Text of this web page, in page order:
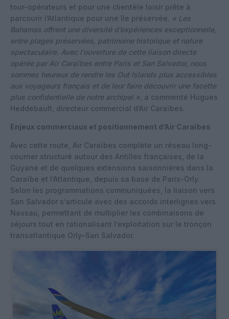
tour-opérateurs et pour une clientèle loisir prête à
parcourir l’Atlantique pour une île préservée. « Les
Bahamas offrent une diversité d’expériences exceptionnelle,
entre plages préservées, patrimoine historique et nature
spectaculaire. Avec l’ouverture de cette liaison directe
opérée par Air Caraïbes entre Paris et San Salvador, nous
sommes heureux de rendre les Out Islands plus accessibles
aux voyageurs français et de leur faire découvrir une facette
plus confidentielle de notre archipel », a commenté Hugues
Heddebault, directeur commercial d’Air Caraïbes.
Enjeux commerciaux et positionnement d’Air Caraïbes
Avec cette route, Air Caraïbes complète un réseau long-
courrier structuré autour des Antilles françaises, de la
Guyane et de quelques extensions saisonnières dans la
Caraïbe et l’Atlantique, depuis sa base de Paris-Orly.
Selon les programmations communiquées, la liaison vers
San Salvador s’articule avec des accords interlignes vers
Nassau, permettant de multiplier les combinaisons de
séjours tout en rationalisant l’exploitation sur le tronçon
transatlantique Orly–San Salvador.